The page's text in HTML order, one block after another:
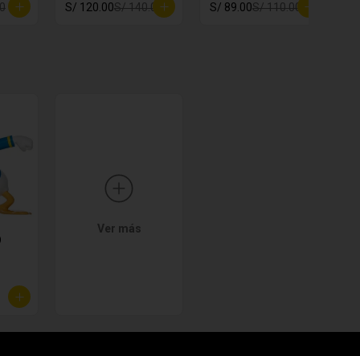
S/ 120.00S/ 140.00 S/ 89.00S/ 110.00
Ver más